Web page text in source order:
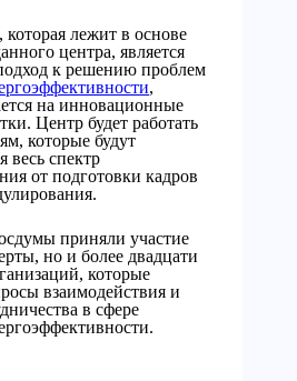
которая лежит в основе
центра, является
к решению проблем
,
на инновационные
Центр будет работать
которые будут
весь спектр
от подготовки кадров
приняли участие
но и более двадцати
которые
взаимодействия и
в сфере